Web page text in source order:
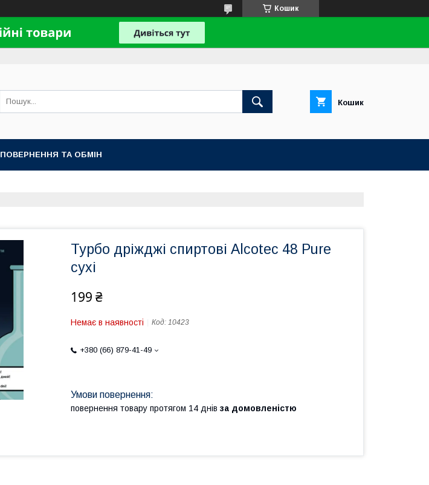
Кошик
Кошик
ПОВЕРНЕННЯ ТА ОБМІН
Турбо дріжджі спиртові Alcotec 48 Pure
сухі
199 ₴
Немає в наявності Код: 10423
+380 (66) 879-41-49
повернення товару протягом 14 днів за домовленістю